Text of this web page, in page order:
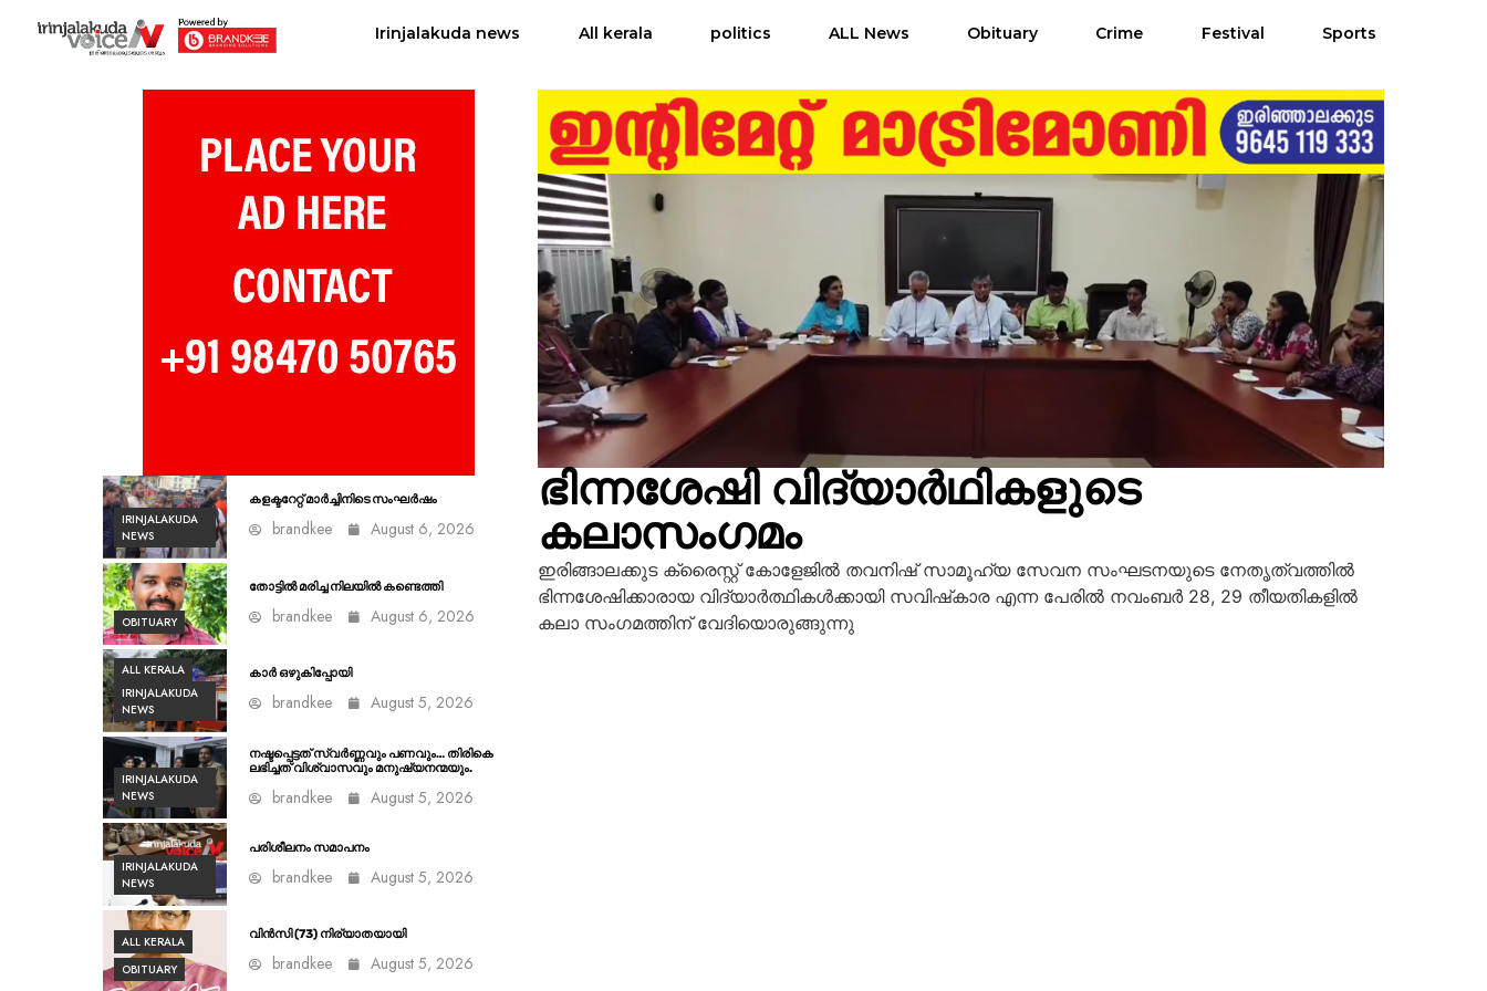
Irinjalakuda news All kerala politics ALL News Obituary Crime Festival Sports
ഭിന്നശേഷി വിദ്യാര്‍ഥികളുടെ
കലാസംഗമം
ഇരിങ്ങാലക്കുട ക്രൈസ്റ്റ് കോളേജില്‍ തവനിഷ് സാമൂഹ്യ സേവന സംഘടനയുടെ നേതൃത്വത്തില്‍
ഭിന്നശേഷിക്കാരായ വിദ്യാര്‍ത്ഥികള്‍ക്കായി സവിഷ്‌കാര എന്ന പേരില്‍ നവംബര്‍ 28, 29 തീയതികളില്‍
കലാ സംഗമത്തിന് വേദിയൊരുങ്ങുന്നു
IRINJALAKUDA
NEWS
കളക്ടറേറ്റ് മാർച്ചിനിടെ സംഘർഷം
brandkee August 6, 2026
OBITUARY
തോട്ടിൽ മരിച്ച നിലയിൽ കണ്ടെത്തി
brandkee August 6, 2026
ALL KERALA
IRINJALAKUDA
NEWS
കാർ ഒഴുകിപ്പോയി
brandkee August 5, 2026
IRINJALAKUDA
NEWS
നഷ്ടപ്പെട്ടത് സ്വർണ്ണവും പണവും… തിരികെ
ലഭിച്ചത് വിശ്വാസവും മനുഷ്യനന്മയും.
brandkee August 5, 2026
IRINJALAKUDA
NEWS
പരിശീലനം സമാപനം
brandkee August 5, 2026
ALL KERALA
OBITUARY
വിൻസി (73) നിര്യാതയായി
brandkee August 5, 2026